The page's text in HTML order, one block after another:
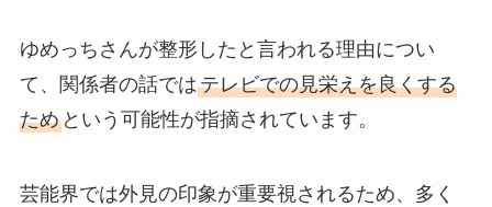
ゆめっちさんが整形したと言われる理由につい
て、関係者の話ではテレビでの見栄えを良くする
ためという可能性が指摘されています。
芸能界では外見の印象が重要視されるため、多く